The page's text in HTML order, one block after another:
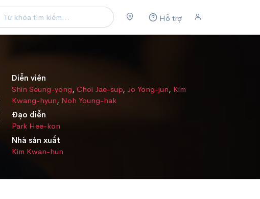
Hỗ trợ
Diễn viên
Shin Seung-yong,Choi Jae-sup, Jo Yong-jun, Kim
Kwang-hyun, Noh Young-hak
Đạo diễn
Park Hee-kon
Nhà sản xuất
Kim Kwan-hun